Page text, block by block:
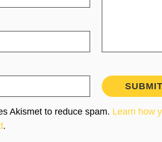
Akismet to reduce spam. Learn how
.